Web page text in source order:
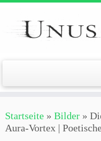
Zum
springen
Startseite » Bilder »
Aura-Vortex |